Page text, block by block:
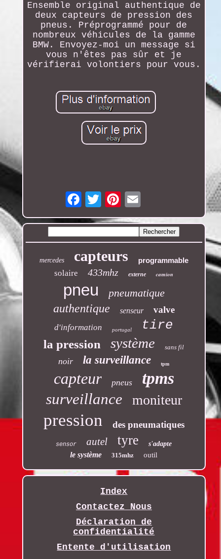
Ensemble original authentique de
deux capteurs de pression des
pneus. Préprogrammé pour de
nombreux véhicules de la gamme
BMW. Envoyez-moi un message si
vous n'êtes pas sûr et je
vérifierai volontiers pour vous.
Email
mercedes capteurs programmable
solaire 433mhz externe camion
pneu pneumatique
authentique senseur valve
d'information portugal tire
la pression système sans fil
noir la surveillance tpm
capteur pneus tpms
surveillance moniteur
pression des pneumatiques
sensor autel tyre s'adapte
le système 315mhz outil
Index
Contactez Nous
Déclaration de
confidentialité
Entente d'utilisation